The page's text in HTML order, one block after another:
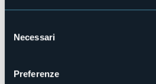
delNecessari
Preferenze
Telefono
+39 340 8281590
info@centroginocchi.it